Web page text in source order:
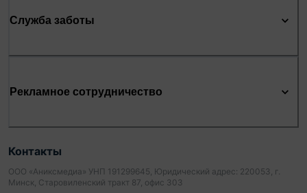
Служба заботы
Рекламное сотрудничество
Контакты
ООО «Аниксмедиа» УНП 191299645, Юридический адрес: 220053, г.
Минск, Старовиленский тракт 87, офис 303